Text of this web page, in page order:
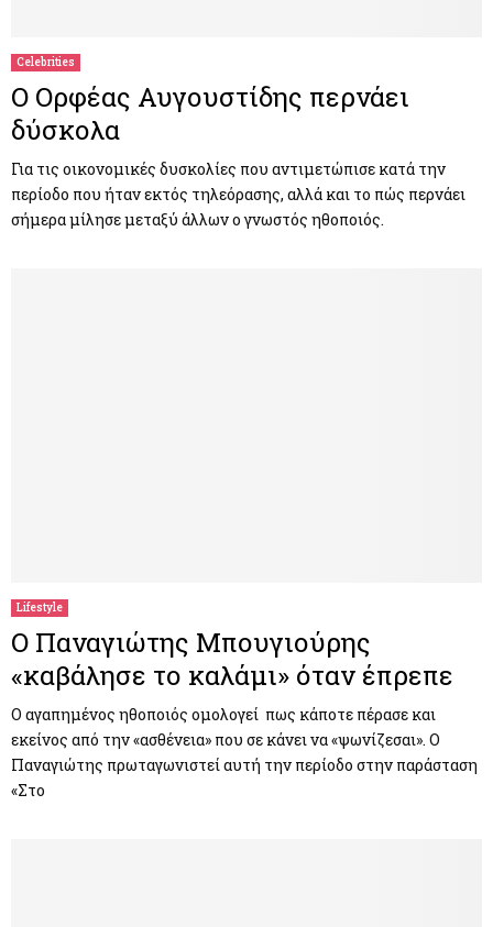
Celebrities
Ο Ορφέας Αυγουστίδης περνάει
δύσκολα
Για τις οικονομικές δυσκολίες που αντιμετώπισε κατά την
περίοδο που ήταν εκτός τηλεόρασης, αλλά και το πώς περνάει
σήμερα μίλησε μεταξύ άλλων ο γνωστός ηθοποιός.
Lifestyle
Ο Παναγιώτης Μπουγιούρης
«καβάλησε το καλάμι» όταν έπρεπε
Ο αγαπημένος ηθοποιός ομολογεί πως κάποτε πέρασε και
εκείνος από την «ασθένεια» που σε κάνει να «ψωνίζεσαι». Ο
Παναγιώτης πρωταγωνιστεί αυτή την περίοδο στην παράσταση
«Στο